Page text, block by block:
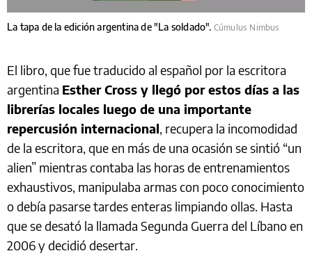
La tapa de la edición argentina de "La soldado". Cúmulus Nimbus
El libro, que fue traducido al español por la escritora
argentina Esther Cross y llegó por estos días a las
librerías locales luego de una importante
repercusión internacional, recupera la incomodidad
de la escritora, que en más de una ocasión se sintió “un
alien” mientras contaba las horas de entrenamientos
exhaustivos, manipulaba armas con poco conocimiento
o debía pasarse tardes enteras limpiando ollas. Hasta
que se desató la llamada Segunda Guerra del Líbano en
2006 y decidió desertar.